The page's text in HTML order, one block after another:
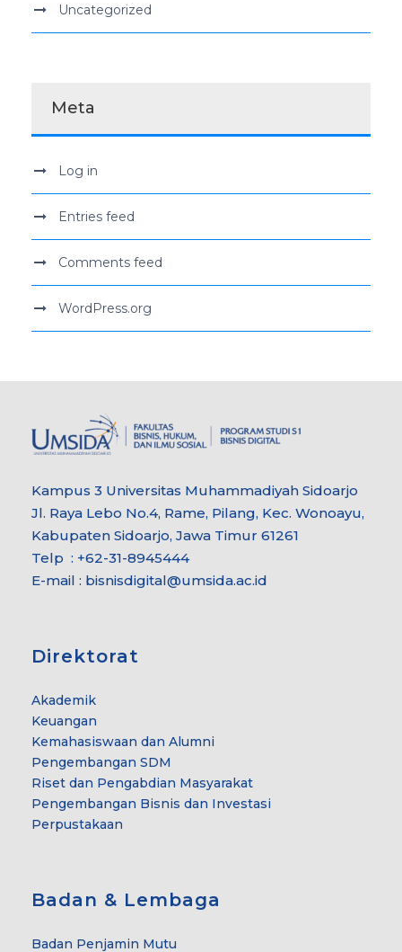
Uncategorized
Meta
Log in
Entries feed
Comments feed
WordPress.org
Kampus 3 Universitas Muhammadiyah Sidoarjo
Jl. Raya Lebo No.4, Rame, Pilang, Kec. Wonoayu,
Kabupaten Sidoarjo, Jawa Timur 61261
Telp : +62-31-8945444
E-mail : bisnisdigital@umsida.ac.id
Direktorat
Akademik
Keuangan
Kemahasiswaan dan Alumni
Pengembangan SDM
Riset dan Pengabdian Masyarakat
Pengembangan Bisnis dan Investasi
Perpustakaan
Badan & Lembaga
Badan Penjamin Mutu